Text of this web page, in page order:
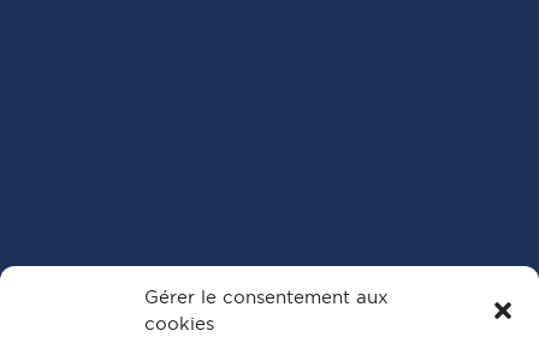
Gérer le consentement aux
cookies